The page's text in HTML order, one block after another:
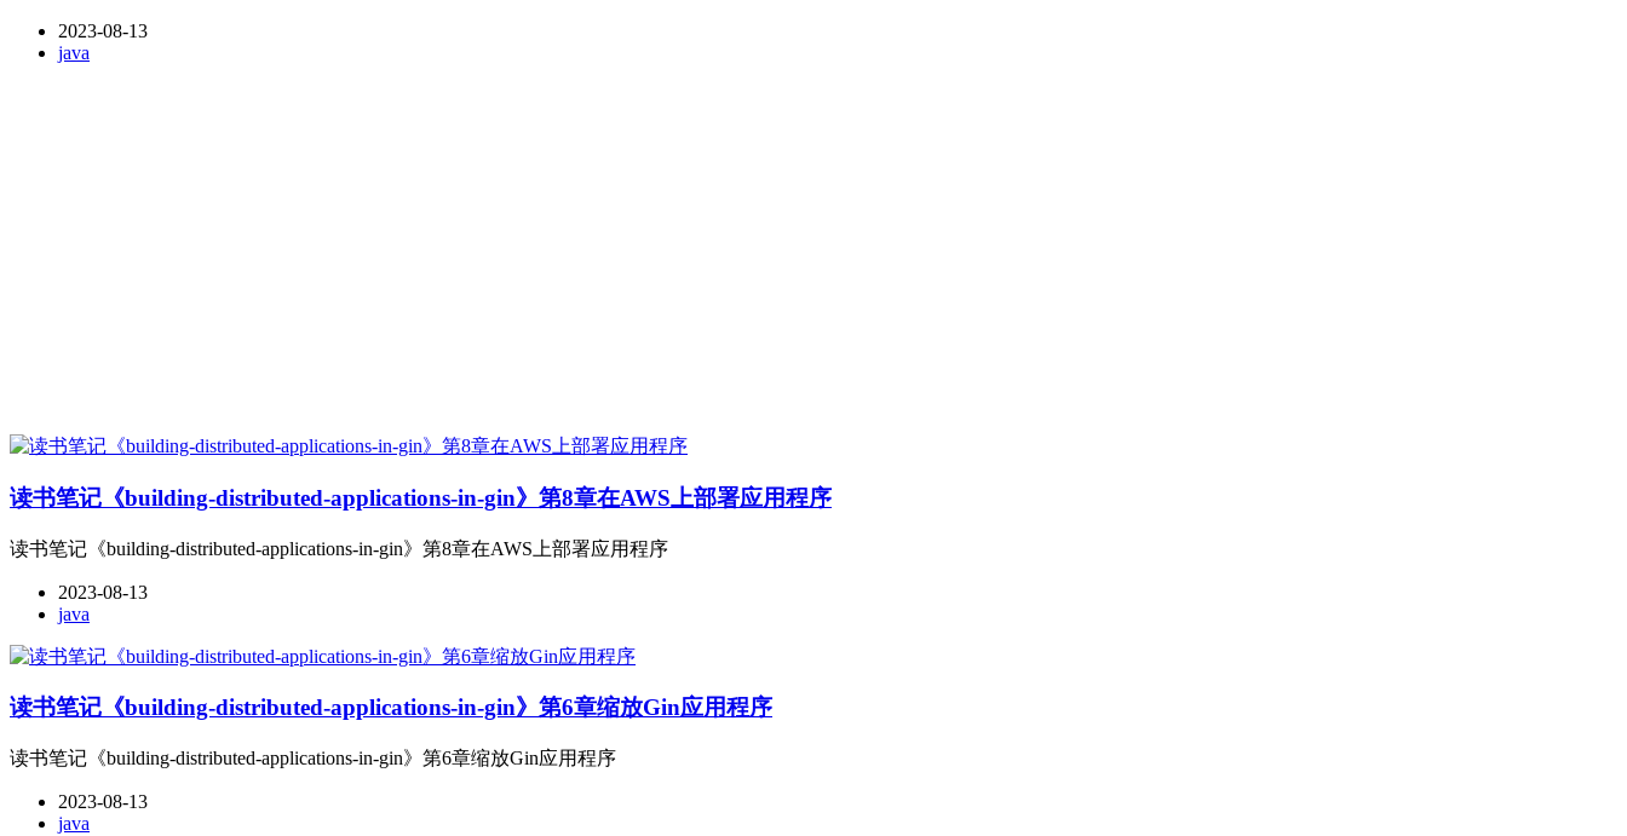
2023-08-13
java
读书笔记《building-distributed-applications-in-gin》第8章在AWS上部署应用程序
读书笔记《building-distributed-applications-in-gin》第8章在AWS上部署应用程序
2023-08-13
java
读书笔记《building-distributed-applications-in-gin》第6章缩放Gin应用程序
读书笔记《building-distributed-applications-in-gin》第6章缩放Gin应用程序
2023-08-13
java